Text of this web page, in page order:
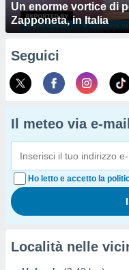
Un enorme vortice di
Zapponeta, in Italia
Seguici
Il meteo via e-mail
Ho letto e accetto la
Località nelle